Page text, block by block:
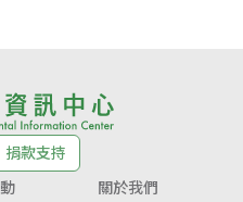
捐款支持
關於我們